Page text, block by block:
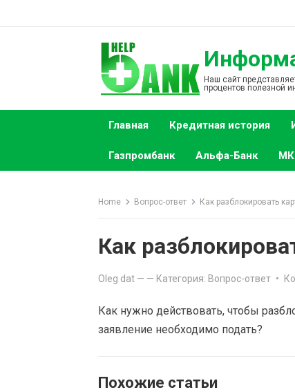
c
Наш сайт
процентов полезной
Главная Кредитная история
Газпромбанк Альфа-Банк
Home Вопрос-ответ Как разблокировать
Как
Oleg dat — — Категория: Вопрос-ответ •
Как нужно действовать, чтобы
заявление необходимо подать?
Похожие статьи